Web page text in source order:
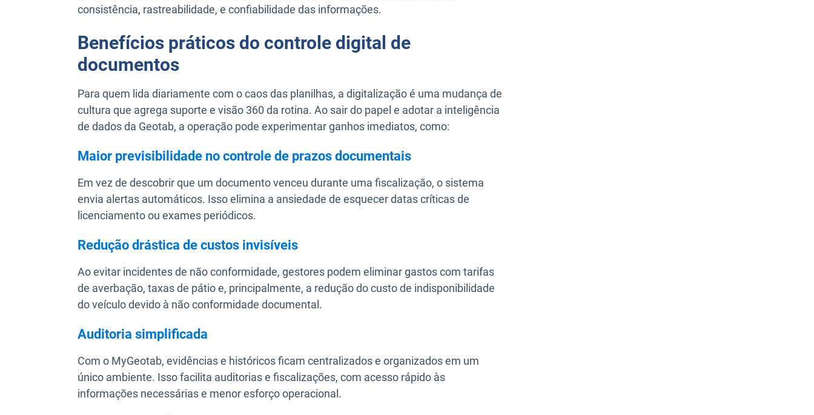
consistência, rastreabilidade, e confiabilidade das informações.
Benefícios práticos do controle digital de
documentos
Para quem lida diariamente com o caos das planilhas, a digitalização é uma mudança de
cultura que agrega suporte e visão 360 da rotina. Ao sair do papel e adotar a inteligência
de dados da Geotab, a operação pode experimentar ganhos imediatos, como:
Maior previsibilidade no controle de prazos documentais
Em vez de descobrir que um documento venceu durante uma fiscalização, o sistema
envia alertas automáticos. Isso elimina a ansiedade de esquecer datas críticas de
licenciamento ou exames periódicos.
Redução drástica de custos invisíveis
Ao evitar incidentes de não conformidade, gestores podem eliminar gastos com tarifas
de averbação, taxas de pátio e, principalmente, a redução do custo de indisponibilidade
do veículo devido à não conformidade documental.
Auditoria simplificada
Com o MyGeotab, evidências e históricos ficam centralizados e organizados em um
único ambiente. Isso facilita auditorias e fiscalizações, com acesso rápido às
informações necessárias e menor esforço operacional.